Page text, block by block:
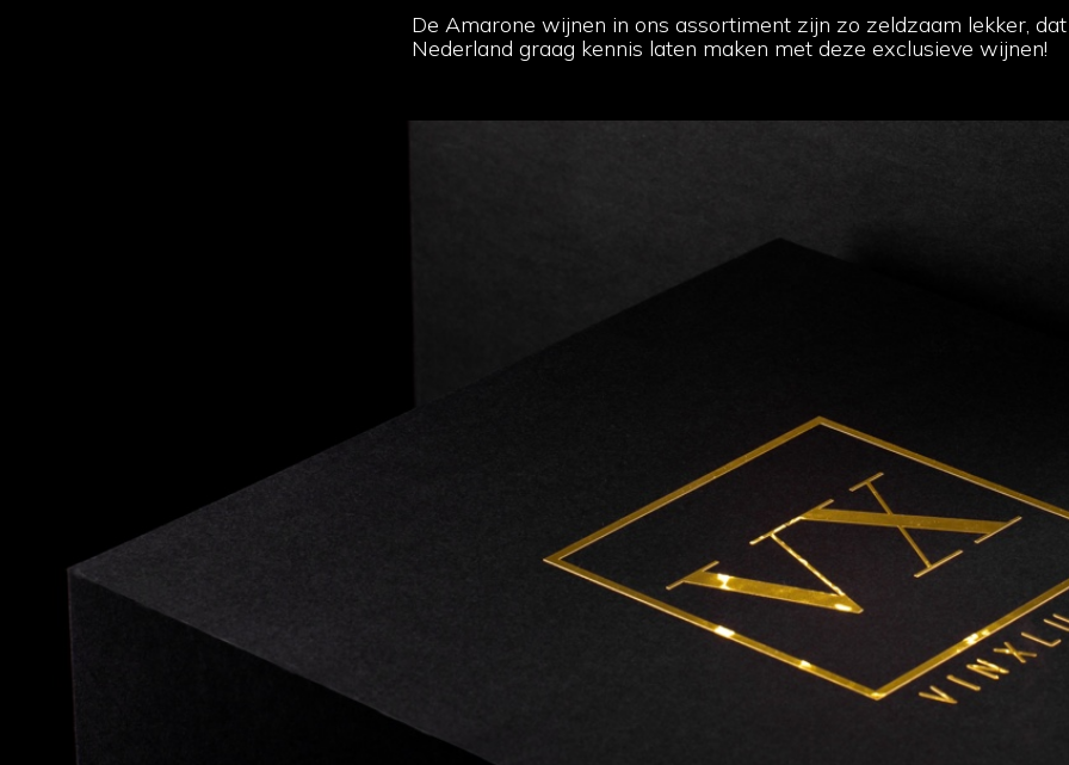
De Amarone wijnen in ons assortiment zijn zo zeldzaam lekker,
Nederland graag kennis laten maken met deze exclusieve wijnen!